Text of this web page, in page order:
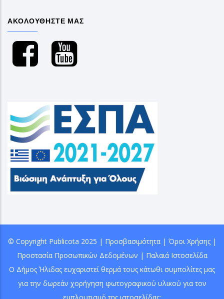
ΑΚΟΛΟΥΘΗΣΤΕ ΜΑΣ
© Copyright Publicota 2025 | Προσβασιμότητα| Όροι Χρήσης|
Προστασία Προσωπικών Δεδομένων | Παλαιά Ιστοσελίδα
Ο Δήμος Ήλιδας ευχαριστεί θερμά τους κάτωθι συμπολίτες μας
για την δωρεάν χορήγηση φωτογραφικού υλικού για τον